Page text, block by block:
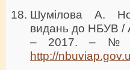
Шумілова А.
видань до НБУВ /
– 2017. – №
http://